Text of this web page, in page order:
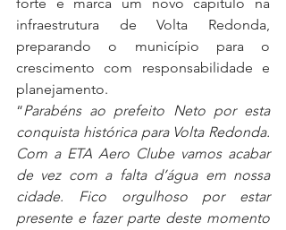
infraestrutura de Volta Redonda,
preparando o município para o
crescimento com responsabilidade e
planejamento.
“Parabéns ao prefeito Neto por esta
conquista histórica para Volta Redonda.
Com a ETA Aero Clube vamos acabar
de vez com a falta d’água em nossa
cidade. Fico orgulhoso por estar
presente e fazer parte deste momento